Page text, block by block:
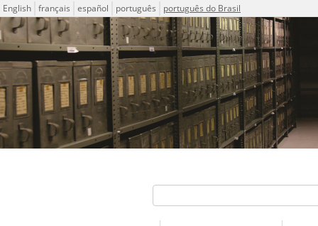
Idioma
English français español português português do Brasil
Descrições arquivísticas do acervo do Arquivo Público do
Projeto ICA-AtoM